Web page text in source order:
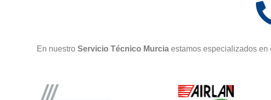
En nuestro Servicio Técnico Murcia estamos especializados en